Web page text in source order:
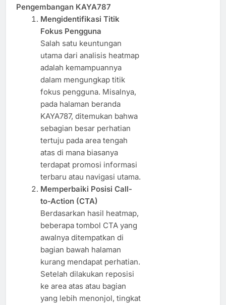
Pengembangan KAYA787
Mengidentifikasi Titik
Fokus Pengguna
Salah satu keuntungan
utama dari analisis heatmap
adalah kemampuannya
dalam mengungkap titik
fokus pengguna. Misalnya,
pada halaman beranda
KAYA787, ditemukan bahwa
sebagian besar perhatian
tertuju pada area tengah
atas di mana biasanya
terdapat promosi informasi
terbaru atau navigasi utama.
Memperbaiki Posisi Call-
to-Action (CTA)
Berdasarkan hasil heatmap,
beberapa tombol CTA yang
awalnya ditempatkan di
bagian bawah halaman
kurang mendapat perhatian.
Setelah dilakukan reposisi
ke area atas atau bagian
yang lebih menonjol, tingkat